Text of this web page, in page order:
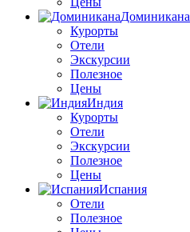
Доминикана
Курорты
Отели
Экскурсии
Полезное
Цены
Индия
Курорты
Отели
Экскурсии
Полезное
Цены
Испания
Отели
Полезное